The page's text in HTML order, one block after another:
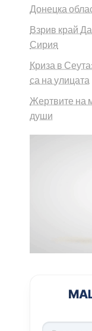
Донецка
Взрив край
Сирия
Криза в
са на улицата
Жертвите на
души